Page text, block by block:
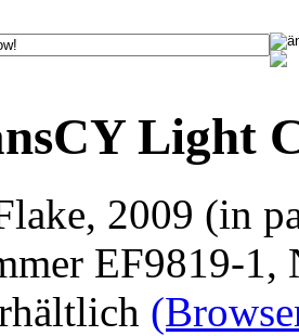
Light
2009 (in
EF9819-1,